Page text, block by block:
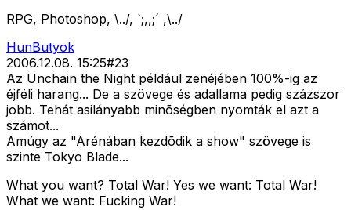
RPG, Photoshop, \../, `;,,;´ ,\../
HunButyok
2006.12.08. 15:25#23
Az Unchain the Night például zenéjében 100%-ig az
éjféli harang... De a szövege és adallama pedig százszor
jobb. Tehát asilányabb minõségben nyomták el azt a
számot...
Amúgy az "Arénában kezdõdik a show" szövege is
szinte Tokyo Blade...
What you want? Total War! Yes we want: Total War!
What we want: Fucking War!